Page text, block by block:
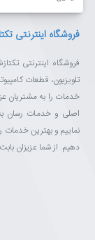
فروشگاه اینترنتی
تلویزیون، قطعات
خدمات را به مشتریان
اصلی و خدمات رسان
نماییم و بهترین خدمات
دهیم. از شما عزیزان